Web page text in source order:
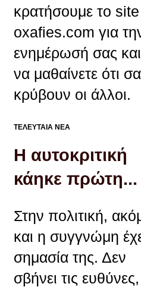
κρατήσουμε το site
oxafies.com για
ενημέρωσή σας
να μαθαίνετε ότι
κρύβουν οι άλλοι.
ΤΕΛΕΥΤΑΙΑ ΝΕΑ
Η αυτοκριτική
κάηκε πρώτη...
Στην πολιτική,
και η συγγνώμη
σημασία της. Δεν
σβήνει τις